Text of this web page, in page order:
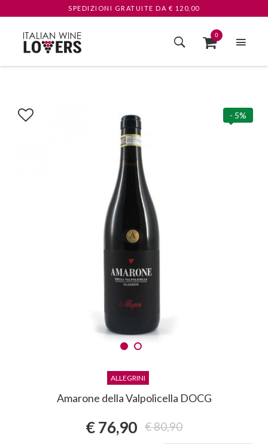
SPEDIZIONI GRATUITE DA € 120,00
0
- 5%
ALLEGRINI
Amarone della Valpolicella DOCG
€ 76,90 € 80,90